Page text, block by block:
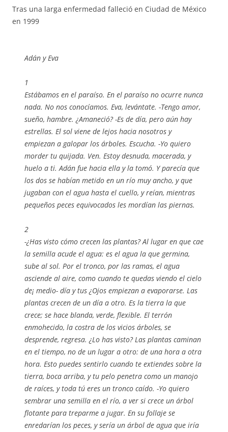
Tras una larga enfermedad falleció en Ciudad de México
en 1999
Adán y Eva
1
Estábamos en el paraíso. En el paraíso no ocurre nunca
nada. No nos conocíamos. Eva, levántate. -Tengo amor,
sueño, hambre. ¿Amaneció? -Es de día, pero aún hay
estrellas. El sol viene de lejos hacia nosotros y
empiezan a galopar los árboles. Escucha. -Yo quiero
morder tu quijada. Ven. Estoy desnuda, macerada, y
huelo a ti. Adán fue hacia ella y la tomó. Y parecía que
los dos se habían metido en un río muy ancho, y que
jugaban con el agua hasta el cuello, y reían, mientras
pequeños peces equivocados les mordían las piernas.
2
-¿Has visto cómo crecen las plantas? Al lugar en que cae
la semilla acude el agua: es el agua la que germina,
sube al sol. Por el tronco, por las ramas, el agua
asciende al aire, como cuando te quedas viendo el cielo
de¡ medio- día y tus ¿Ojos empiezan a evaporarse. Las
plantas crecen de un día a otro. Es la tierra la que
crece; se hace blanda, verde, flexible. El terrón
enmohecido, la costra de los vicios árboles, se
desprende, regresa. ¿Lo has visto? Las plantas caminan
en el tiempo, no de un lugar a otro: de una hora a otra
hora. Esto puedes sentirlo cuando te extiendes sobre la
tierra, boca arriba, y tu pelo penetra como un manojo
de raíces, y toda tú eres un tronco caído. -Yo quiero
sembrar una semilla en el río, a ver si crece un árbol
flotante para treparme a jugar. En su follaje se
enredarían los peces, y sería un árbol de agua que iría